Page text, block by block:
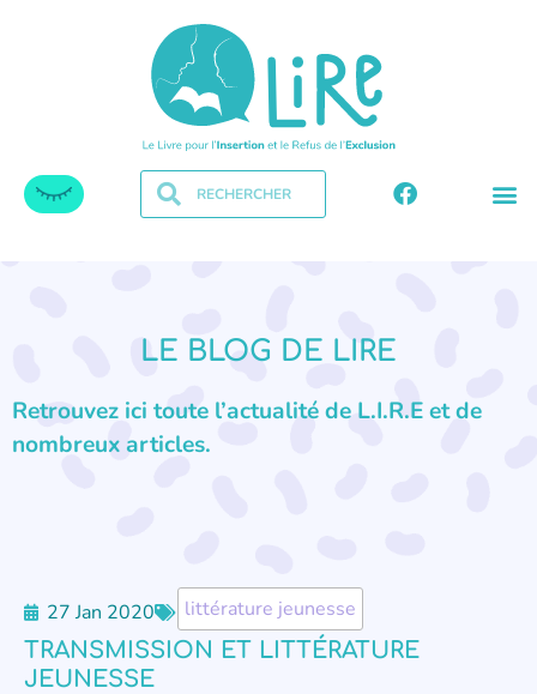
LE BLOG DE LIRE
Retrouvez ici toute l’actualité de L.I.R.E et de
nombreux articles.
27 Jan 2020 littérature jeunesse
TRANSMISSION ET LITTÉRATURE
JEUNESSE